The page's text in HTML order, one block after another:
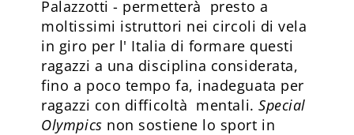
Palazzotti - permetterà presto a
moltissimi istruttori nei circoli di vela
in giro per l' Italia di formare questi
ragazzi a una disciplina considerata,
fino a poco tempo fa, inadeguata per
ragazzi con difficoltà mentali.Special
Olympics non sostiene lo sport in